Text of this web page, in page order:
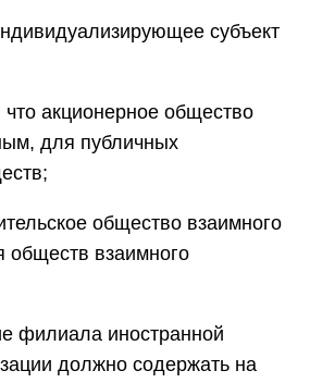
субъект
что акционерное общество
для публичных
общество взаимного
обществ взаимного
филиала иностранной
должно содержать на